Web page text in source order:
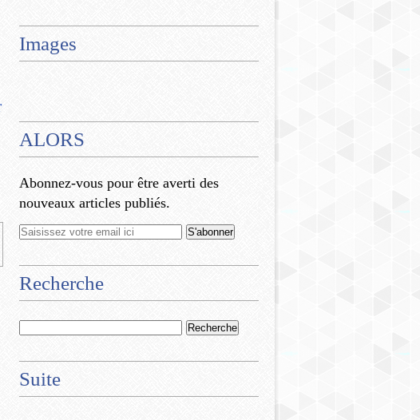
Images
ALORS
Abonnez-vous pour être averti des
nouveaux articles publiés.
Recherche
Suite